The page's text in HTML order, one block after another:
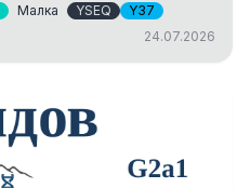
Малка YSEQ
Y37
24.07.2026